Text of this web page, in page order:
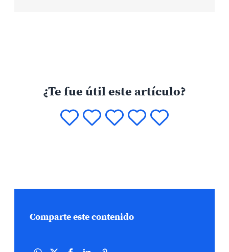
¿Te fue útil este artículo?
Comparte este contenido